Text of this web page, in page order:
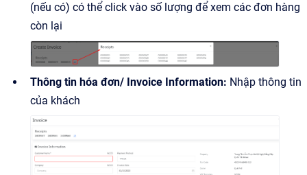
(nếu có) có thể click vào số lượng để xem các đơn hàng
còn lại
Thông tin hóa đơn/ Invoice Information: Nhập thông tin
của khách